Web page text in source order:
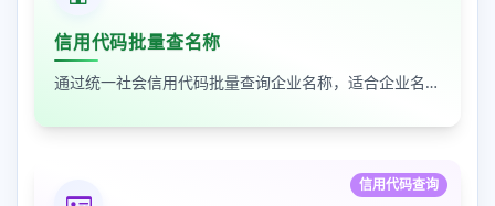
信用代码批量查名称
通过统一社会信用代码批量查询企业名称，适合企业名单核验、客户资料整理和工商信息补全
信用代码查询